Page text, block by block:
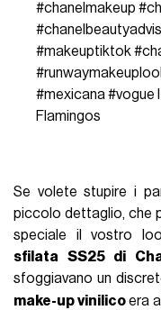
#chanelmakeup
#makeuptiktok
#mexicana#vogue
Flamingos
Se volete stupire i
piccolo dettaglio, che
speciale il vostro
sfilata SS25 di
sfoggiavano un
make-up vinilicoera